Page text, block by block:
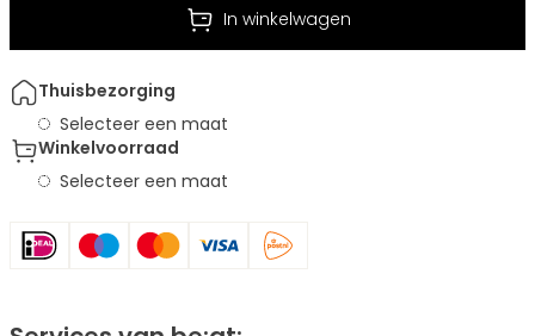
In winkelwagen
Thuisbezorging
Selecteer een maat
Winkelvoorraad
Selecteer een maat